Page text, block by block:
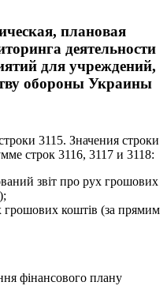
плановая
деятельности
для учреждений,
обороны Украины
3115. Значения строки
строк 3116, 3117 и 3118:
звiт про рух грошових
коштiв (за прямим
фінансового плану